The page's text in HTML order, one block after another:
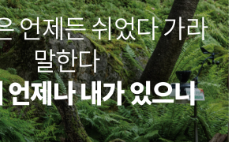
언제든 쉬었다 가라
말한다
제나 내가 있으니